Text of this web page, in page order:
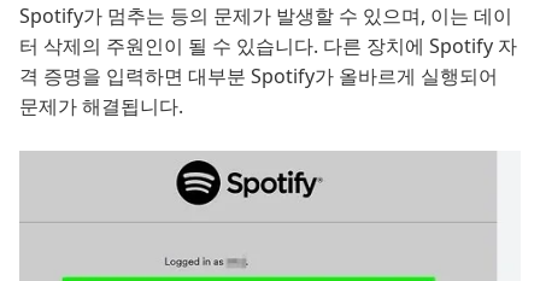
Spotify가 멈추는 등의 문제가 발생할 수 있으며, 이는 데이
터 삭제의 주원인이 될 수 있습니다. 다른 장치에 Spotify 자
격 증명을 입력하면 대부분 Spotify가 올바르게 실행되어
문제가 해결됩니다.